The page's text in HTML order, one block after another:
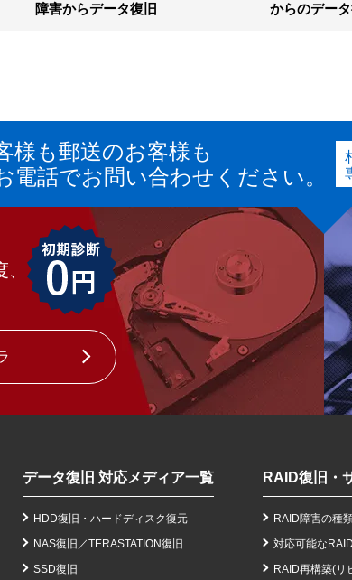
障害からデータ復旧
からのデー
様も郵送のお客様も
電話でお問い合わせください。
データ復旧 対応メディア一覧
HDD復旧・ハードディスク復元
NAS復旧 ／TERASTATION復旧
SSD復旧
RAID復旧・
RAID障害の種
対応可能な
RAID再構築(リ